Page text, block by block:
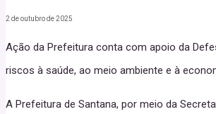
2 de outubro de 2025
Ação da Prefeitura conta com apoio da
riscos à saúde, ao meio ambiente e à
A Prefeitura de Santana, por meio da